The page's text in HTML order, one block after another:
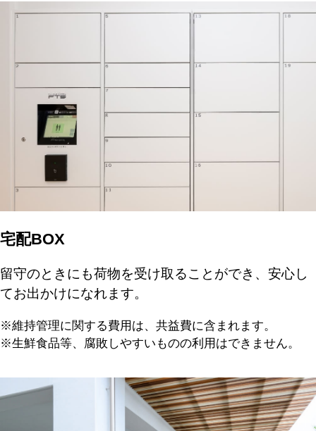
宅配BOX
留守のときにも荷物を受け取ることができ、安心し
てお出かけになれます。
※維持管理に関する費用は、共益費に含まれます。
※生鮮食品等、腐敗しやすいものの利用はできません。